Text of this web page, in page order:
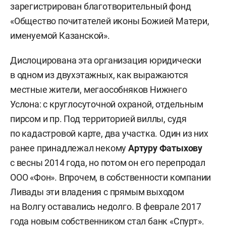
зарегистрирован благотворительный фонд
«Общество почитателей иконы Божией Матери,
именуемой Казанской».
Дислоцирована эта организация юридически
в одном из двухэтажных, как выражаются
местные жители, мегаособняков Нижнего
Услона: с круглосуточной охраной, отдельным
пирсом и пр. Под территорией виллы, судя
по кадастровой карте, два участка. Один из них
ранее принадлежал некомуАртуру Фатыхову
с весны 2014 года, но потом он его перепродал
ООО «Фон». Впрочем, в собственности компании
Ливады эти владения с прямым выходом
на Волгу оставались недолго. В феврале 2017
года новым собственником стал банк «Спурт».